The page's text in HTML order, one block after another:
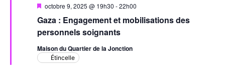
Gaza : Engagement et mobilisations des
personnels soignants
Mis
avant
octobre 9, 2025 @ 19h30 -22h00
Maison du Quartier de la Jonction
Étincelle